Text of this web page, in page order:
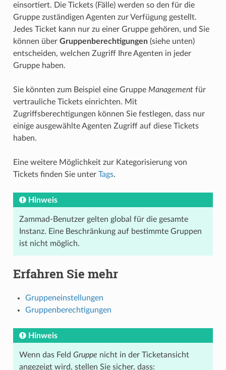
einsortiert. Die Tickets (Fälle) werden so den für die
Gruppe zuständigen Agenten zur Verfügung gestellt.
Jedes Ticket kann nur zu einer Gruppe gehören, und Sie
können über Gruppenberechtigungen(siehe unten)
entscheiden, welchen Zugriff Ihre Agenten in jeder
Gruppe haben.
Sie könnten zum Beispiel eine Gruppe Managementfür
vertrauliche Tickets einrichten. Mit
Zugriffsberechtigungen können Sie festlegen, dass nur
einige ausgewählte Agenten Zugriff auf diese Tickets
haben.
Eine weitere Möglichkeit zur Kategorisierung von
Tickets finden Sie unter Tags.
Hinweis
Zammad-Benutzer gelten global für die gesamte
Instanz. Eine Beschränkung auf bestimmte Gruppen
ist nicht möglich.
Erfahren Sie mehr
Gruppeneinstellungen
Gruppenberechtigungen
Hinweis
Wenn das Feld Gruppe nicht in der Ticketansicht
angezeigt wird, stellen Sie sicher, dass: